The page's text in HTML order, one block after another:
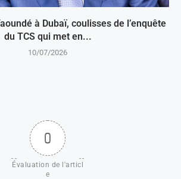
à Dubaï, coulisses de l’enquête
du TCS qui met en...
10/07/2026
0
Évaluation de l'articl
e